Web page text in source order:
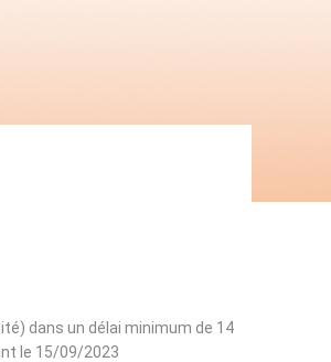
dans un délai minimum de 14
le 15/09/2023.